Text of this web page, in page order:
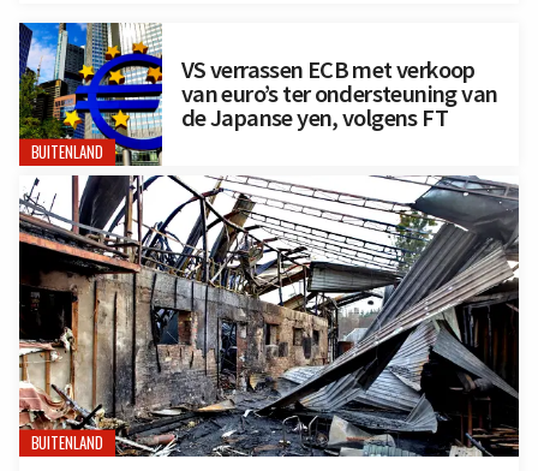
BUITENLAND
VS verrassen ECB met verkoop
van euro’s ter ondersteuning van
de Japanse yen, volgens FT
BUITENLAND